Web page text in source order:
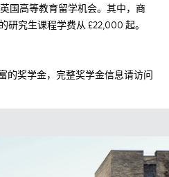
国高等教育留学机会。其中，商
究生课程学费从 £22,000 起。
的奖学金，完整奖学金信息请访问